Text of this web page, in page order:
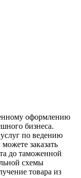
оформлению
бизнеса.
по ведению
заказать
до таможенной
схемы
товара из